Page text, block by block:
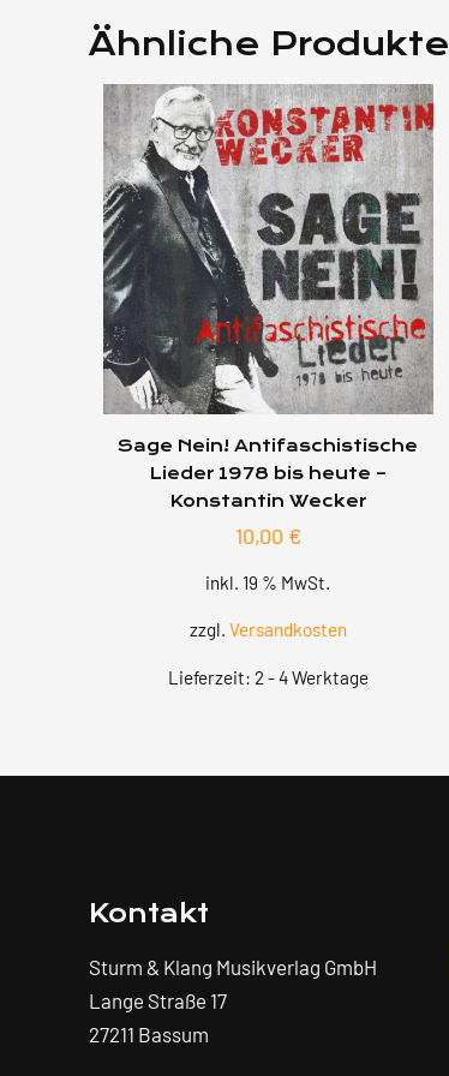
Ähnliche Produkte
Sage Nein! Antifaschistische
Lieder 1978 bis heute –
Konstantin Wecker
10,00 €
inkl. 19 % MwSt.
zzgl. Versandkosten
Lieferzeit: 2 - 4 Werktage
Kontakt
Sturm & Klang Musikverlag GmbH
Lange Straße 17
27211 Bassum